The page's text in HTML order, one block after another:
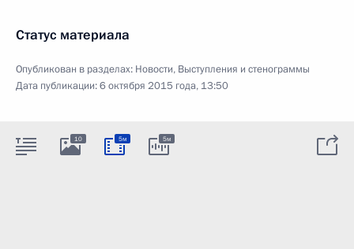
Статус материала
Опубликован в разделах: Новости, Выступления и стенограммы
Дата публикации:6 октября 2015 года, 13:50
10 5м 5м